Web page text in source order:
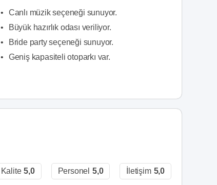
•
Canlı müzik seçeneği sunuyor.
•
Büyük hazırlık odası veriliyor.
•
Bride party seçeneği sunuyor.
•
Geniş kapasiteli otoparkı var.
Kalite 5,0 Personel 5,0 İletişim 5,0